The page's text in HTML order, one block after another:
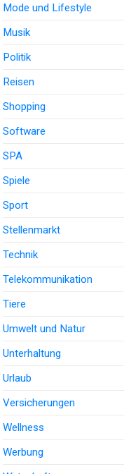
Mode und Lifestyle
Musik
Politik
Reisen
Shopping
Software
SPA
Spiele
Sport
Stellenmarkt
Technik
Telekommunikation
Tiere
Umwelt und Natur
Unterhaltung
Urlaub
Versicherungen
Wellness
Werbung